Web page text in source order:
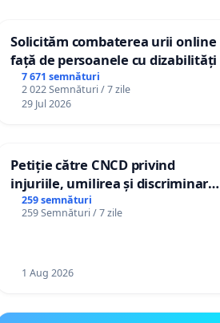
Solicităm combaterea urii online
față de persoanele cu dizabilități
7 671 semnături
2 022 Semnături / 7 zile
29 Jul 2026
Petiție către CNCD privind
injuriile, umilirea și discriminarea
persoanelor cu dizabilități de
către utilizatorul TikTok „Gorici”
259 semnături
259 Semnături / 7 zile
1 Aug 2026